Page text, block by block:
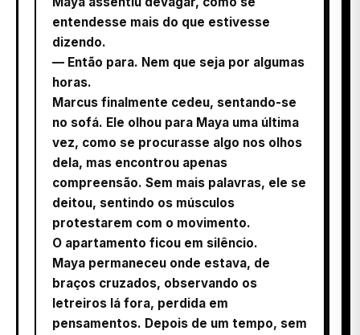
entendesse mais do que estivesse
dizendo.
— Então para. Nem que seja por algumas
horas.
Marcus finalmente cedeu, sentando-se
no sofá. Ele olhou para Maya uma última
vez, como se procurasse algo nos olhos
dela, mas encontrou apenas
compreensão. Sem mais palavras, ele se
deitou, sentindo os músculos
protestarem com o movimento.
O apartamento ficou em silêncio.
Maya permaneceu onde estava, de
braços cruzados, observando os
letreiros lá fora, perdida em
pensamentos. Depois de um tempo, sem